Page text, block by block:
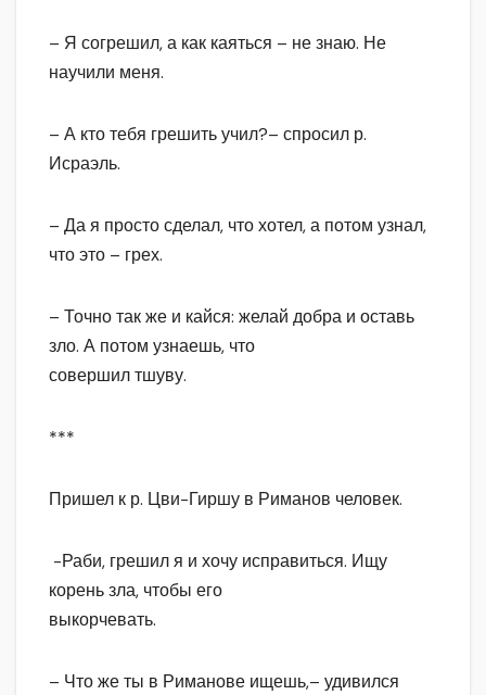
– Я согрешил, а как каяться – не знаю. Не
научили меня.
– А кто тебя грешить учил?– спросил р.
Исраэль.
– Да я просто сделал, что хотел, а потом узнал,
что это – грех.
– Точно так же и кайся: желай добра и оставь
зло. А потом узнаешь, что
совершил тшуву.
***
Пришел к р. Цви-Гиршу в Риманов человек.
-Раби, грешил я и хочу исправиться. Ищу
корень зла, чтобы его
выкорчевать.
– Что же ты в Риманове ищешь,– удивился